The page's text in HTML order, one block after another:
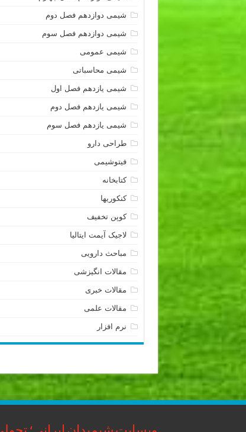
شیمی دوازدهم فصل دوم
شیمی دوازدهم فصل سوم
شیمی عمومی
شیمی محاسباتی
شیمی یازدهم فصل اول
شیمی یازدهم فصل دوم
شیمی یازدهم فصل سوم
طراحی دارو
فیتوشیمی
کتابخانه
کنکوریها
کوپن تخفیف
لاجیک آیمت ایتالیا
مباحث دارویی
مقالات انگیزشی
مقالات خبری
مقالات علمی
نرم افزار